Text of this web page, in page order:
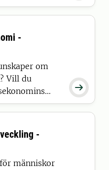
kännedom om
är
djur

-
om
Vill du
analysera
Då är
–
dig.
-
människor